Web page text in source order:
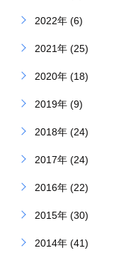
2022年 (6)
2021年 (25)
2020年 (18)
2019年 (9)
2018年 (24)
2017年 (24)
2016年 (22)
2015年 (30)
2014年 (41)